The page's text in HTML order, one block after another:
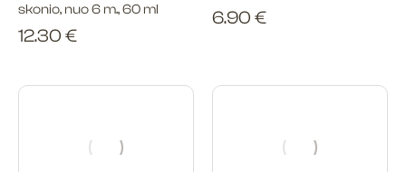
skonio, nuo 6 m., 60 ml
12.30 €
6.90 €